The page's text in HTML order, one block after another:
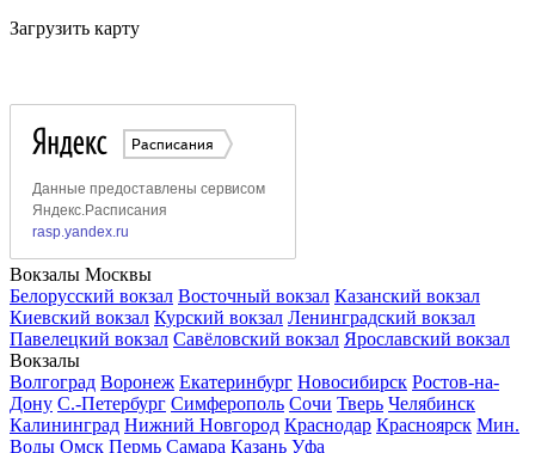
Загрузить карту
Вокзалы Москвы
Белорусский вокзал Восточный вокзал Казанский вокзал
Киевский вокзал Курский вокзал Ленинградский вокзал
Павелецкий вокзал Савёловский вокзал Ярославский вокзал
Вокзалы
Волгоград Воронеж Екатеринбург Новосибирск Ростов-на-
Дону С.-Петербург Симферополь Сочи Тверь Челябинск
Калининград Нижний Новгород Краснодар Красноярск Мин.
Воды Омск Пермь Самара Казань Уфа